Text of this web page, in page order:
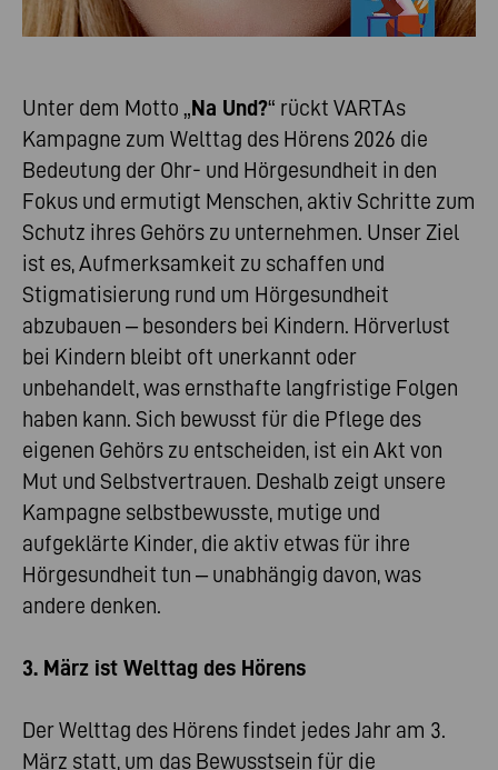
Unter dem Motto „Na Und?“ rückt VARTAs
Kampagne zum Welttag des Hörens 2026 die
Bedeutung der Ohr- und Hörgesundheit in den
Fokus und ermutigt Menschen, aktiv Schritte zum
Schutz ihres Gehörs zu unternehmen. Unser Ziel
ist es, Aufmerksamkeit zu schaffen und
Stigmatisierung rund um Hörgesundheit
abzubauen – besonders bei Kindern. Hörverlust
bei Kindern bleibt oft unerkannt oder
unbehandelt, was ernsthafte langfristige Folgen
haben kann. Sich bewusst für die Pflege des
eigenen Gehörs zu entscheiden, ist ein Akt von
Mut und Selbstvertrauen. Deshalb zeigt unsere
Kampagne selbstbewusste, mutige und
aufgeklärte Kinder, die aktiv etwas für ihre
Hörgesundheit tun – unabhängig davon, was
andere denken.
3. März ist Welttag des Hörens
Der Welttag des Hörens findet jedes Jahr am 3.
März statt, um das Bewusstsein für die